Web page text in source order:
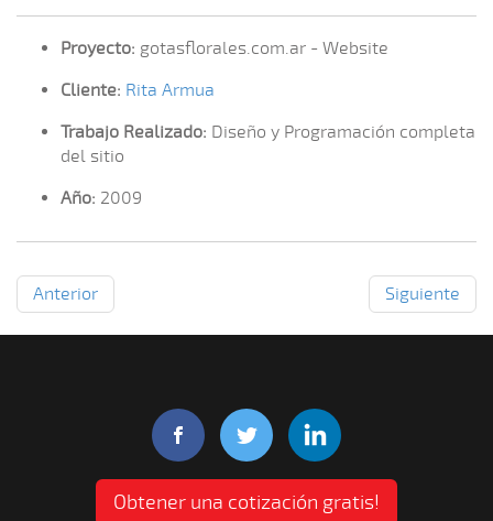
Proyecto: gotasflorales.com.ar - Website
Cliente: Rita Armua
Trabajo Realizado: Diseño y Programación completa
del sitio
Año: 2009
Anterior Siguiente
Obtener una cotización gratis!